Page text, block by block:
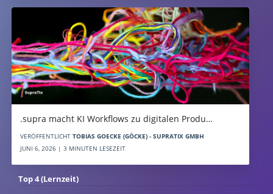
.supra macht KI Workflows zu digitalen Produ…
VERÖFFENTLICHT TOBIAS GOECKE (GÖCKE) - SUPRATIX GMBH
JUNI 6, 2026 | 3 MINUTEN LESEZEIT
Top 4 (Lernzeit)